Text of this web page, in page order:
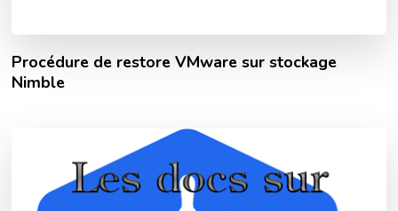
Procédure de restore VMware sur stockage
Nimble